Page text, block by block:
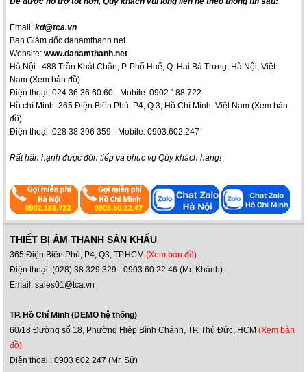
Email:kd@tca.vn
Ban Giám đốc danamthanh.net
Website:www.danamthanh.net
Hà Nội : 488 Trần Khát Chân, P. Phố Huế, Q. Hai Bà Trưng, Hà Nội, Việt
Nam(Xem bản đồ)
Điện thoại :024 36.36.60.60 - Mobile: 0902.188.722
Hồ chí Minh: 365 Điện Biên Phủ, P4, Q.3, Hồ Chí Minh, Việt Nam(Xem bản
đồ)
Điện thoại :028 38 396 359 - Mobile: 0903.602.247
Rất hân hạnh được đón tiếp và phục vụ Qúy khách hàng!
THIẾT BỊ ÂM THANH SÂN KHẤU
365 Điện Biên Phủ, P4, Q3, TP.HCM(Xem bản đồ)
Điện thoại :(028) 38 329 329 - 0903.60.22.46 (Mr. Khánh)
Email: sales01@tca.vn
TP. Hồ Chí Minh (DEMO hệ thống)
60/18 Đường số 18, Phường Hiệp Bình Chánh, TP. Thủ Đức, HCM(Xem bản
đồ)
Điện thoại : 0903 602 247 (Mr. Sử)